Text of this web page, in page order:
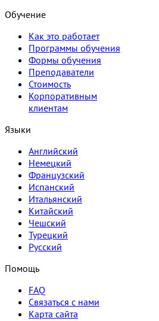
Обучение
Как это работает
Программы обучения
Формы обучения
Преподаватели
Стоимость
Корпоративным
клиентам
Языки
Английский
Немецкий
Французский
Испанский
Итальянский
Китайский
Чешский
Турецкий
Русский
Помощь
FAQ
Связаться с нами
Карта сайта